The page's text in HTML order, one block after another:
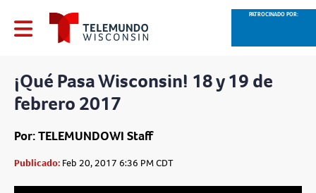
PATROCINADO POR:
¡Qué Pasa Wisconsin! 18 y 19 de
febrero 2017
Por: TELEMUNDOWI Staff
Publicado: Feb 20, 2017 6:36 PM CDT